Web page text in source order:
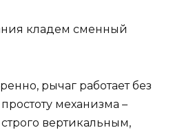
кладем сменный
рычаг работает без
механизма –
вертикальным,